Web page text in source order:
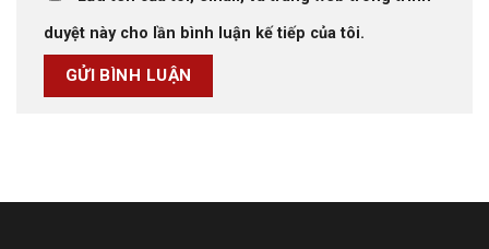
duyệt này cho lần bình luận kế tiếp của tôi.